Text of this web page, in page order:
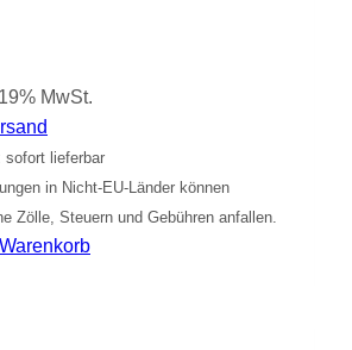
MwSt.
sofort lieferbar
in Nicht-EU-Länder können
Zölle, Steuern und Gebühren anfallen.